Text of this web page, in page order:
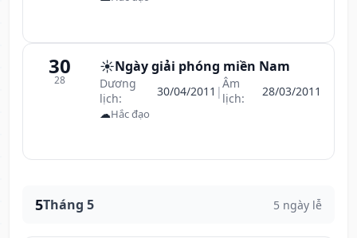
30
28
☀️Ngày giải phóng miền Nam
Dương
lịch:
30/04/2011 |Âm
lịch:
28/03/2011
☁Hắc đạo
5Tháng 5 5 ngày lễ